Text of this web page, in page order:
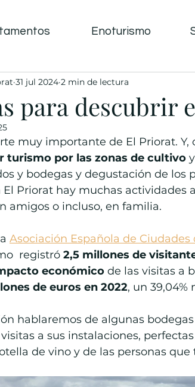
Enoturismo
para descubrir
31 jul 2024 2 min de lectura
muy importante de El Priorat. Y,
turismo por las zonas de cultivo
y bodegas y degustación de los
Priorat hay muchas actividades
amigos o incluso, en familia.
Asociación Española de Ciudades
registró 2,5 millones de
económico de las visitas a
de euros en 2022, un 39,04%
hablaremos de algunas
a sus instalaciones,
de vino y de las personas que